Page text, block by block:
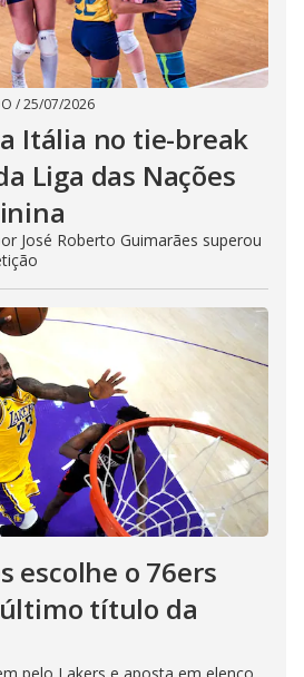
/25/07/2026
Itália no tie-break
Liga das Nações
José Roberto Guimarães superou
escolhe o 76ers
título da